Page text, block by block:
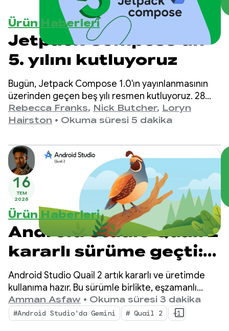
Ürün Haberleri
Jetpack Compose'un
5. yılını kutluyoruz
Bugün, Jetpack Compose 1.0'ın yayınlanmasının
üzerinden geçen beş yılı resmen kutluyoruz. 28
Temmuz 2021'de duyurulan 1.0 sürümünden en
son 1.11 sürümüne kadar API'lerin yıllar içinde
kutlamak istiyoruz.
Rebecca Franks, Nick Butcher, Loryn
Hairston • Okuma süresi 5 dakika
16
TEM
2026
Ürün Haberleri
Android Studio Quail 2
kararlı sürüme geçti:
Android Studio Yapay
Zeka Aracı ile çoklu
görev
Android Studio Quail 2 artık kararlı ve üretimde
kullanıma hazır. Bu sürümle birlikte, eşzamanlı
yapay zeka destekli iş akışları, yerel olarak entegre
edilmiş bellek sızıntısı profili oluşturma ve bağlama
duyarlı kilitlenme düzeltme gibi özelliklerle
Amman Asfaw • Okuma süresi 3 dakika
#Android Studio'da Gemini # Quail 2 +1